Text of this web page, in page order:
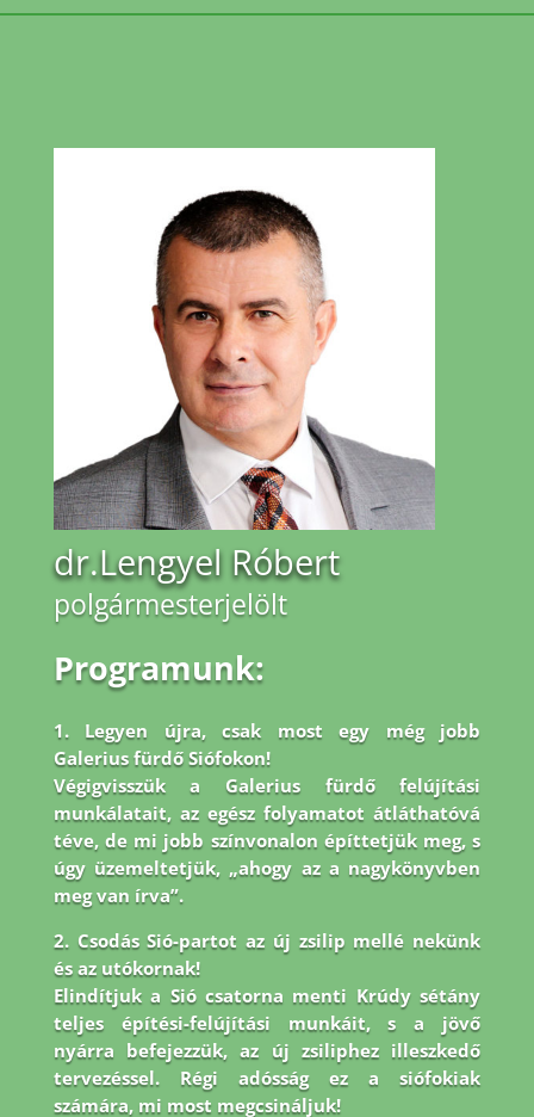
dr.Lengyel Róbert
polgármesterjelölt
Programunk:
1. Legyen újra, csak most egy még jobb
Galerius fürdő Siófokon!
Végigvisszük a Galerius fürdő felújítási
munkálatait, az egész folyamatot átláthatóvá
téve, de mi jobb színvonalon építtetjük meg, s
úgy üzemeltetjük, „ahogy az a nagykönyvben
meg van írva”.
2. Csodás Sió-partot az új zsilip mellé nekünk
és az utókornak!
Elindítjuk a Sió csatorna menti Krúdy sétány
teljes építési-felújítási munkáit, s a jövő
nyárra befejezzük, az új zsiliphez illeszkedő
tervezéssel. Régi adósság ez a siófokiak
számára, mi most megcsináljuk!